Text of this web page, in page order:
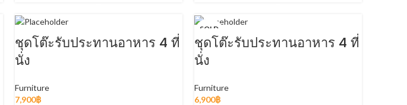
ชุดโต๊ะรับประทานอาหาร 4 ที่
นั่ง
Furniture
7,900฿
SOLD
OUT
ชุดโต๊ะรับประทานอาหาร 4 ที่
นั่ง
Furniture
6,900฿